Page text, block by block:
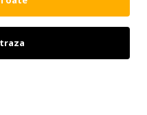
(97 pagini)
Marca Dsquared2